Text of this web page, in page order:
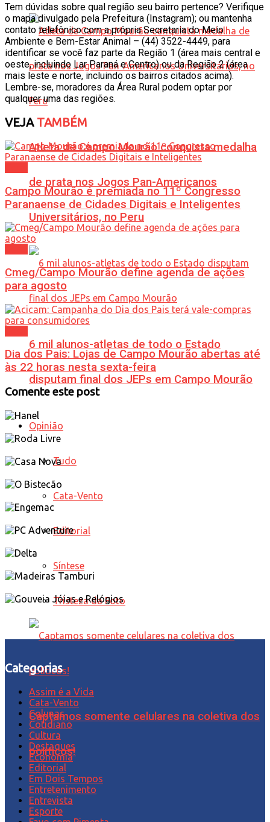
Atleta de Campo Mourão conquista medalha
de prata nos Jogos Pan-Americanos
Universitários, no Peru
6 mil alunos-atletas de todo o Estado
disputam final dos JEPs em Campo Mourão
Opinião
Tudo
Cata-Vento
Editorial
Síntese
Tristeza da Foto
Captamos somente celulares na coletiva dos
políticos!
Tem dúvidas sobre qual região seu bairro pertence? Verifique
o mapa divulgado pela Prefeitura (Instagram); ou mantenha
contato telefônico com a própria Secretaria do Meio
Ambiente e Bem-Estar Animal – (44) 3522-4449, para
identificar se você faz parte da Região 1 (área mais central e
oeste, incluindo Lar Paraná e Centro) ou da Região 2 (área
mais leste e norte, incluindo os bairros citados acima).
Lembre-se, moradores da Área Rural podem optar por
qualquer uma das regiões.
VEJATAMBÉM
Campo Mourão é premiada no 11º Congresso
Paranaense de Cidades Digitais e Inteligentes
Cmeg/Campo Mourão define agenda de ações
para agosto
Dia dos Pais: Lojas de Campo Mourão abertas até
às 22 horas nesta sexta-feira
Comente este post
Categorias
Assim é a Vida
Cata-Vento
Colunas
Cotidiano
Cultura
Destaques
Economia
Editorial
Em Dois Tempos
Entretenimento
Entrevista
Esporte